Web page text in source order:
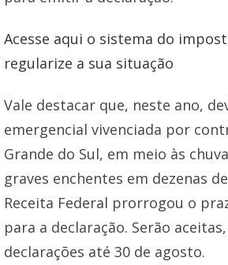
Acesse aqui o sistema do
regularize a sua situação
Vale destacar que, neste ano,
emergencial vivenciada por
Grande do Sul, em meio às
graves enchentes em dezenas
Receita Federal prorrogou o
para a declaração. Serão
declarações até 30 de agosto.